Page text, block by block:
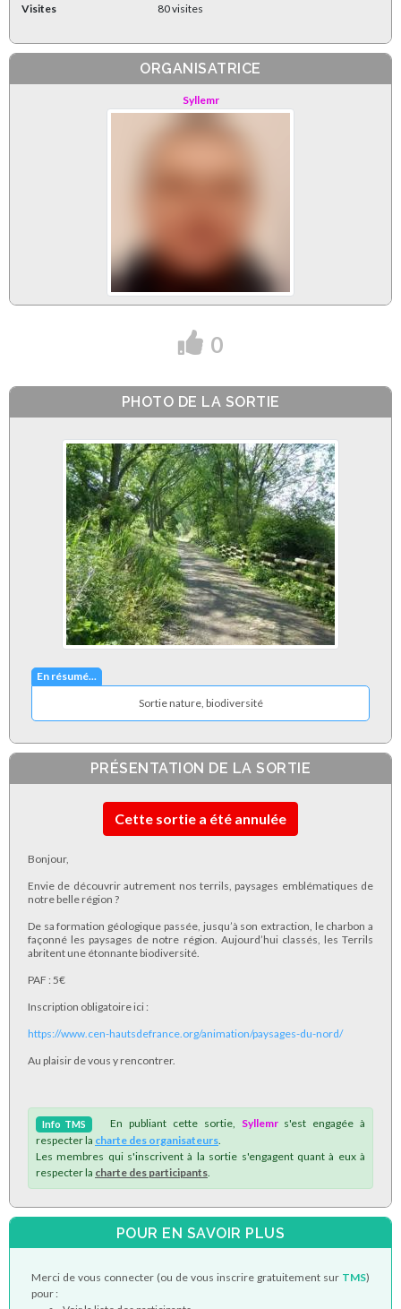
Visites
80 visites
ORGANISATRICE
Syllemr
0
PHOTO DE LA SORTIE
En résumé...
Sortie nature, biodiversité
PRÉSENTATION DE LA SORTIE
Cette sortie a été annulée
Bonjour,
Envie de découvrir autrement nos terrils, paysages emblématiques de
notre belle région ?
De sa formation géologique passée, jusqu’à son extraction, le charbon a
façonné les paysages de notre région. Aujourd’hui classés, les Terrils
abritent une étonnante biodiversité.
PAF : 5€
Inscription obligatoire ici :
https://www.cen-hautsdefrance.org/animation/paysages-du-nord/
Au plaisir de vous y rencontrer.
Info TMS En publiant cette sortie, Syllemrs'est engagée à
respecter la charte des organisateurs
Les membres qui s'inscrivent à la sortie s'engagent quant à eux à
respecter la charte des participants
POUR EN SAVOIR PLUS
Merci de vous connecter (ou de vous inscrire gratuitement sur TMS)
pour :